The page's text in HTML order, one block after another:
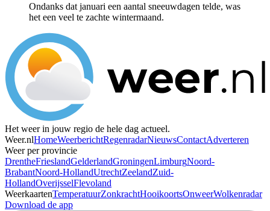
Ondanks dat januari een aantal sneeuwdagen telde, was
het een veel te zachte wintermaand.
Het weer in jouw regio de hele dag actueel.
Weer.nlHomeWeerberichtRegenradarNieuwsContactAdverteren
Weer per provincie
DrentheFrieslandGelderlandGroningenLimburgNoord-
BrabantNoord-HollandUtrechtZeelandZuid-
HollandOverijsselFlevoland
WeerkaartenTemperatuurZonkrachtHooikoortsOnweerWolkenradar
Download de app